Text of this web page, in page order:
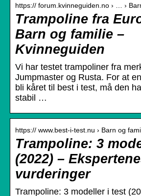
https:// forum.kvinneguiden.no › … ›
Trampoline fra
Barn og familie –
Kvinneguiden
Vi har testet trampoliner fra
Jumpmaster og Rusta. For at
bli kåret til best i test, må den
stabil …
https:// www.best-i-test.nu › Barn og
Trampoline: 3
(2022) –
vurderinger
Trampoline: 3 modeller i test